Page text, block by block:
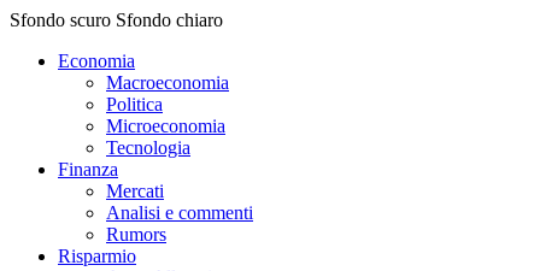
Sfondo scuro Sfondo chiaro
Economia
Macroeconomia
Politica
Microeconomia
Tecnologia
Finanza
Mercati
Analisi e commenti
Rumors
Risparmio